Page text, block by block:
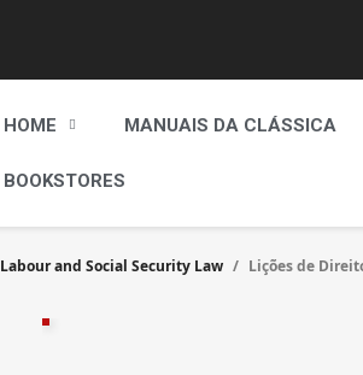
HOME MANUAIS DA CLÁSSICA
BOOKSTORES
Labour and Social Security Law Lições de